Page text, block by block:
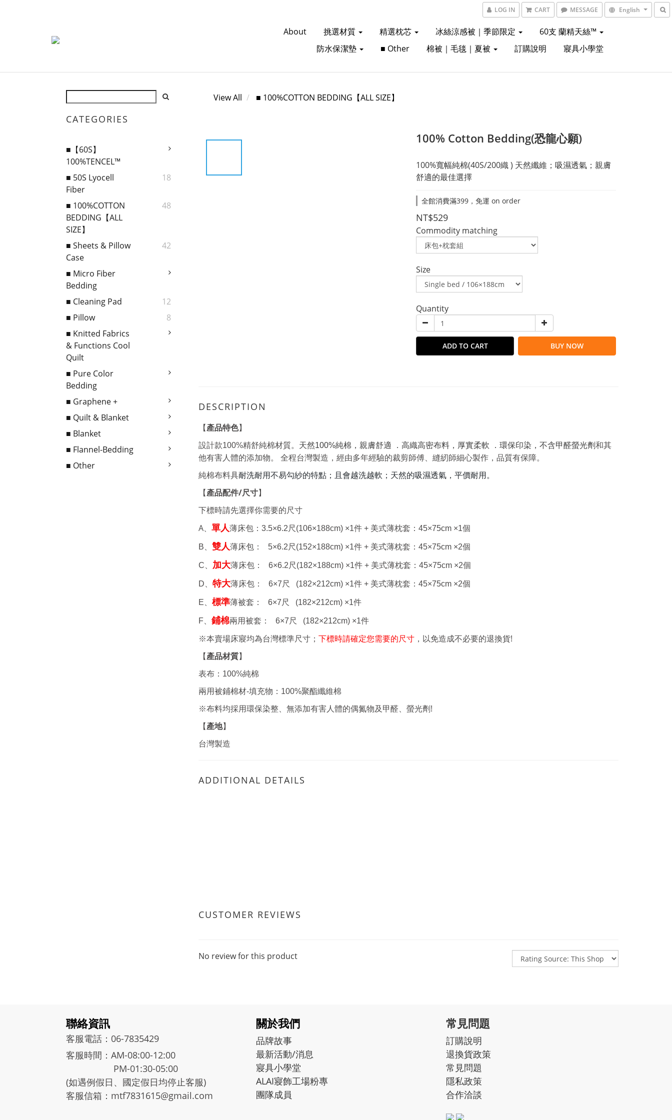
LOG IN CART MESSAGE English
About 挑選材質 精選枕芯 冰絲涼感被｜季節限定
60支 蘭精天絲™
防水保潔墊
■ Other 棉被｜毛毯｜夏被 訂購說明 寢具小學堂
CATEGORIES
■【60S】
100%TENCEL™
■ 50S Lyocell
Fiber
18
■ 100%COTTON
BEDDING【ALL
SIZE】
48
■ Sheets & Pillow
Case
42
■ Micro Fiber
Bedding
■ Cleaning Pad
12
■ Pillow
8
■ Knitted Fabrics
& Functions Cool
Quilt
■ Pure Color
Bedding
■ Graphene +
■ Quilt & Blanket
■ Blanket
■ Flannel-Bedding
■ Other
View All ■ 100%COTTON BEDDING【ALL SIZE】
100% Cotton Bedding(恐龍心願)
100%寬幅純棉(40S/200織 ) 天然纖維；吸濕透氣；親膚
舒適的最佳選擇
全館消費滿399，免運 on order
NT$529
Commodity matching
Size
Quantity
ADD TO CART BUY NOW
DESCRIPTION
【 產品特色】
設計款100%精舒純棉材質。 天然100%純棉，親膚舒適 ．高織高密布料，厚實柔軟 ．環保印染，不含甲醛螢光劑和其
他有害人體的添加物。 全程台灣製造，經由多年經驗的裁剪師傅、縫紉師細心製作，品質有保障。
純棉布料具耐洗耐用不易勾紗的特點；且會越洗越軟；天然的吸濕透氣，平價耐用。
【 產品配件/尺寸】
下標時請先選擇你需要的尺寸
A、 單人薄床包： 3.5×6.2尺 (106×188cm) ×1件 + 美式薄枕套： 45×75cm ×1個
B、 雙人薄床包： 5×6.2尺 (152×188cm) ×1件 + 美式薄枕套： 45×75cm ×2個
C、 加大薄床包： 6×6.2尺 (182×188cm) ×1件 + 美式薄枕套： 45×75cm ×2個
D、 特大薄床包： 6×7尺 (182×212cm) ×1件 + 美式薄枕套： 45×75cm ×2個
E、 標準薄被套： 6×7尺 (182×212cm) ×1件
F、 鋪棉兩用被套： 6×7尺 (182×212cm) ×1件
※本賣場床寢均為台灣標準尺寸； 下標時請確定您需要的尺寸 ，以免造成不必要的退換貨!
【 產品材質】
表布：100%純棉
兩用被鋪棉材-填充物：100%聚酯纖維棉
※布料均採用環保染整、無添加有害人體的偶氮物及甲醛、螢光劑 !
【 產地】
台灣製造
ADDITIONAL DETAILS
CUSTOMER REVIEWS
No review for this product
聯絡資訊
客服電話：06-7835429
客服時間：AM-08:00-12:00
PM-01:30-05:00
(如遇例假日、國定假日均停止客服)
客服信箱：mtf7831615@gmail.com
關於我們
品牌故事
最新活動/消息
寢具小學堂
ALAI寢飾工場粉專
團隊成員
常見問題
訂購說明
退換貨政策
常見問題
隱私政策
合作洽談